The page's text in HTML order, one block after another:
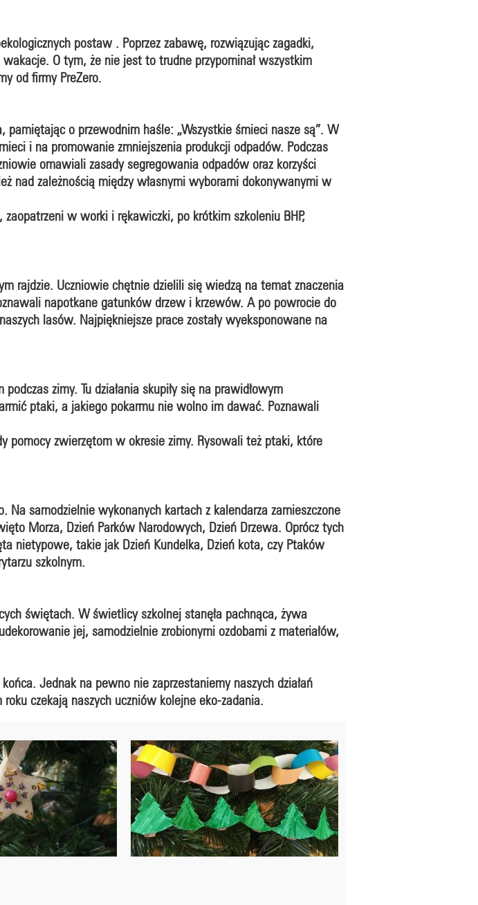
postaw . Poprzez zabawę, rozwiązując zagadki,
O tym, że nie jest to trudne przypominał wszystkim
od firmy PreZero.
o przewodnim haśle: „Wszystkie śmieci nasze są”. W
i na promowanie zmniejszenia produkcji odpadów. Podczas
omawiali zasady segregowania odpadów oraz korzyści
nad zależnością między własnymi wyborami dokonywanymi w
w worki i rękawiczki, po krótkim szkoleniu BHP,
rajdzie. Uczniowie chętnie dzielili się wiedzą na temat znaczenia
napotkane gatunków drzew i krzewów. A po powrocie do
lasów. Najpiękniejsze prace zostały wyeksponowane na
zimy. Tu działania skupiły się na prawidłowym
ptaki, a jakiego pokarmu nie wolno im dawać. Poznawali
pomocy zwierzętom w okresie zimy. Rysowali też ptaki, które
Na samodzielnie wykonanych kartach z kalendarza zamieszczone
Morza, Dzień Parków Narodowych, Dzień Drzewa. Oprócz tych
nietypowe, takie jak Dzień Kundelka, Dzień kota, czy Ptaków
szkolnym.
świętach. W świetlicy szkolnej stanęła pachnąca, żywa
jej, samodzielnie zrobionymi ozdobami z materiałów,
Jednak na pewno nie zaprzestaniemy naszych działań
czekają naszych uczniów kolejne eko-zadania.